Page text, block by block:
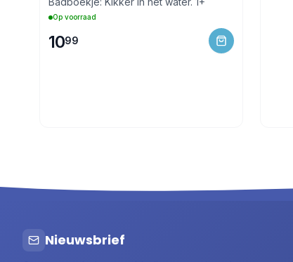
Op voorraad
1099
Nieuwsbrief